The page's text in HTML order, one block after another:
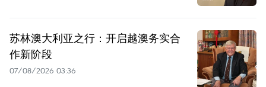
苏林澳大利亚之行：开启越澳务实合
作新阶段
07/08/2026 03:36